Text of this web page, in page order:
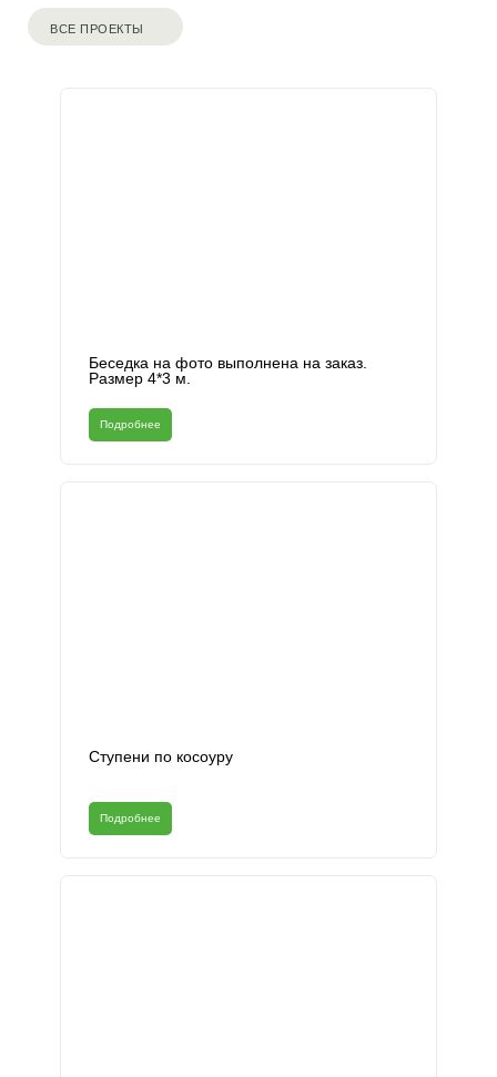
ВСЕ ПРОЕКТЫ
Беседка на фото выполнена на заказ.
Размер 4*3 м.
Подробнее
Ступени по косоуру
Подробнее